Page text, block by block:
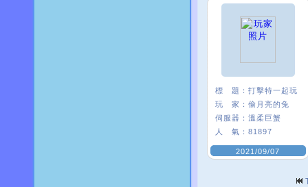
標 題： 打擊特一起玩
玩 家： 偷月亮的兔
伺服器： 溫柔巨蟹
人 氣： 81897
2021/09/07